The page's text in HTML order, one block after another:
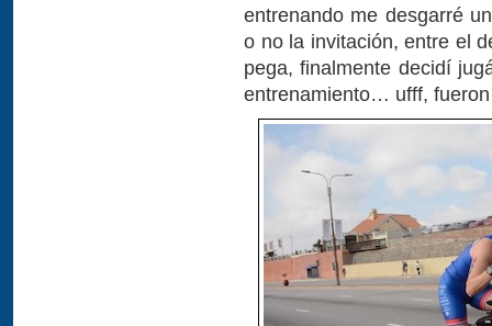
entrenando me desgarré
o no la invitación, entre el
pega, finalmente decidí
entrenamiento… ufff,